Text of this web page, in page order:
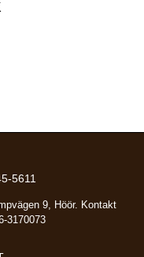
5611
9, Höör. Kontakt
3170073